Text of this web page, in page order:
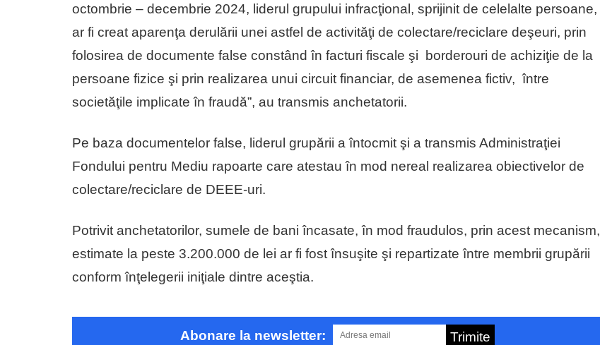
octombrie – decembrie 2024, liderul grupului infracţional, sprijinit de celelalte persoane,
ar fi creat aparenţa derulării unei astfel de activităţi de colectare/reciclare deşeuri, prin
folosirea de documente false constând în facturi fiscale şi borderouri de achiziţie de la
persoane fizice şi prin realizarea unui circuit financiar, de asemenea fictiv, între
societăţile implicate în fraudă”, au transmis anchetatorii.
Pe baza documentelor false, liderul grupării a întocmit şi a transmis Administraţiei
Fondului pentru Mediu rapoarte care atestau în mod nereal realizarea obiectivelor de
colectare/reciclare de DEEE-uri.
Potrivit anchetatorilor, sumele de bani încasate, în mod fraudulos, prin acest mecanism,
estimate la peste 3.200.000 de lei ar fi fost însuşite şi repartizate între membrii grupării
conform înţelegerii iniţiale dintre aceştia.
Abonare la newsletter: Trimite